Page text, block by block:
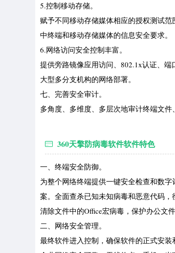
5.控制移动存储。
赋予不同移动存储媒体相应的授权测试
中终端和移动存储媒体的信息安全要求。
6.网络访问安全控制丰富。
提供旁路镜像应用访问、802.1x认证、
大型多分支机构的网络部署。
七、完善安全审计。
多角度、多维度、多层次地审计终端文
360天擎防病毒软件软件特色
一、终端安全防御。
为整个网络终端提供一键安全检查和数
案。全面查杀已知未知病毒和恶意代码
清除文件中的Office宏病毒，保护办公文
二、网络安全管理。
最终软件进入控制，确保软件的正式安